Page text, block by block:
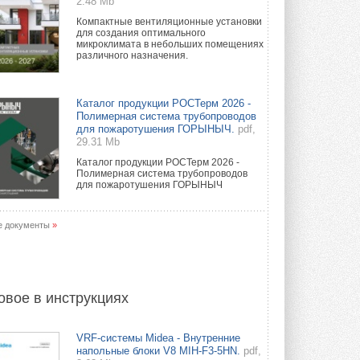
Компактные вентиляционные установки
для создания оптимального
микроклимата в небольших помещениях
различного назначения.
Каталог продукции РОСТерм 2026 -
Полимерная система трубопроводов
для пожаротушения ГОРЫНЫЧ.
pdf,
29.31 Mb
Каталог продукции РОСТерм 2026 -
Полимерная система трубопроводов
для пожаротушения ГОРЫНЫЧ
документы »
в инструкциях
VRF-системы Midea - Внутренние
напольные блоки V8 MIH-F3-5HN. pdf,